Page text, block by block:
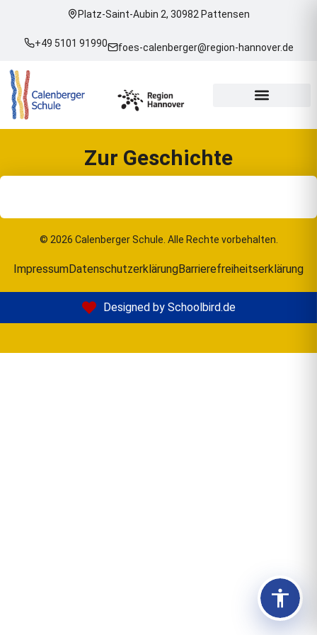
Platz-Saint-Aubin 2, 30982 Pattensen
+49 5101 91990 foes-calenberger@region-hannover.de
Zur Geschichte
© 2026 Calenberger Schule. Alle Rechte vorbehalten.
ImpressumDatenschutzerklärungBarrierefreiheitserklärung
Designed by Schoolbird.de